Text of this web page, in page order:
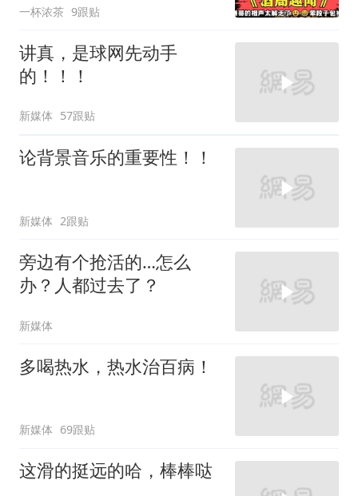
一杯浓茶 9跟贴
讲真，是球网先动手
的！！！
新媒体 57跟贴
论背景音乐的重要性！！
新媒体 2跟贴
旁边有个抢活的…怎么
办？人都过去了？
新媒体
多喝热水，热水治百病！
新媒体 69跟贴
这滑的挺远的哈，棒棒哒